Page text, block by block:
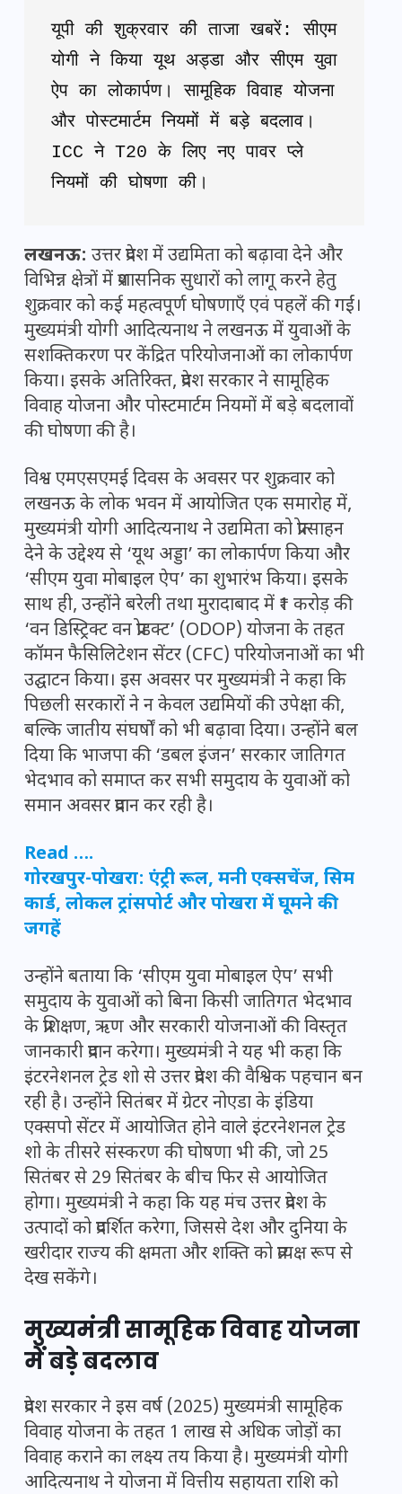
यूपी की शुक्रवार की ताजा खबरें: सीएम
योगी ने किया यूथ अड्डा और सीएम युवा
ऐप का लोकार्पण। सामूहिक विवाह योजना
और पोस्टमार्टम नियमों में बड़े बदलाव।
ICC ने T20 के लिए नए पावर प्ले
नियमों की घोषणा की।
लखनऊ: उत्तर प्रदेश में उद्यमिता को बढ़ावा देने और
विभिन्न क्षेत्रों में प्रशासनिक सुधारों को लागू करने हेतु
शुक्रवार को कई महत्वपूर्ण घोषणाएँ एवं पहलें की गईं।
मुख्यमंत्री योगी आदित्यनाथ ने लखनऊ में युवाओं के
सशक्तिकरण पर केंद्रित परियोजनाओं का लोकार्पण
किया। इसके अतिरिक्त, प्रदेश सरकार ने सामूहिक
विवाह योजना और पोस्टमार्टम नियमों में बड़े बदलावों
की घोषणा की है।
विश्व एमएसएमई दिवस के अवसर पर शुक्रवार को
लखनऊ के लोक भवन में आयोजित एक समारोह में,
मुख्यमंत्री योगी आदित्यनाथ ने उद्यमिता को प्रोत्साहन
देने के उद्देश्य से ‘यूथ अड्डा’ का लोकार्पण किया और
‘सीएम युवा मोबाइल ऐप’ का शुभारंभ किया। इसके
साथ ही, उन्होंने बरेली तथा मुरादाबाद में ₹1 करोड़ की
‘वन डिस्ट्रिक्ट वन प्रोडक्ट’ (ODOP) योजना के तहत
कॉमन फैसिलिटेशन सेंटर (CFC) परियोजनाओं का भी
उद्घाटन किया। इस अवसर पर मुख्यमंत्री ने कहा कि
पिछली सरकारों ने न केवल उद्यमियों की उपेक्षा की,
बल्कि जातीय संघर्षों को भी बढ़ावा दिया। उन्होंने बल
दिया कि भाजपा की ‘डबल इंजन’ सरकार जातिगत
भेदभाव को समाप्त कर सभी समुदाय के युवाओं को
समान अवसर प्रदान कर रही है।
Read ….
गोरखपुर-पोखरा: एंट्री रूल, मनी एक्सचेंज, सिम
कार्ड, लोकल ट्रांसपोर्ट और पोखरा में घूमने की
जगहें
उन्होंने बताया कि ‘सीएम युवा मोबाइल ऐप’ सभी
समुदाय के युवाओं को बिना किसी जातिगत भेदभाव
के प्रशिक्षण, ऋण और सरकारी योजनाओं की विस्तृत
जानकारी प्रदान करेगा। मुख्यमंत्री ने यह भी कहा कि
इंटरनेशनल ट्रेड शो से उत्तर प्रदेश की वैश्विक पहचान बन
रही है। उन्होंने सितंबर में ग्रेटर नोएडा के इंडिया
एक्सपो सेंटर में आयोजित होने वाले इंटरनेशनल ट्रेड
शो के तीसरे संस्करण की घोषणा भी की, जो 25
सितंबर से 29 सितंबर के बीच फिर से आयोजित
होगा। मुख्यमंत्री ने कहा कि यह मंच उत्तर प्रदेश के
उत्पादों को प्रदर्शित करेगा, जिससे देश और दुनिया के
खरीदार राज्य की क्षमता और शक्ति को प्रत्यक्ष रूप से
देख सकेंगे।
मुख्यमंत्री सामूहिक विवाह योजना
में बड़े बदलाव
प्रदेश सरकार ने इस वर्ष (2025) मुख्यमंत्री सामूहिक
विवाह योजना के तहत 1 लाख से अधिक जोड़ों का
विवाह कराने का लक्ष्य तय किया है। मुख्यमंत्री योगी
आदित्यनाथ ने योजना में वित्तीय सहायता राशि को